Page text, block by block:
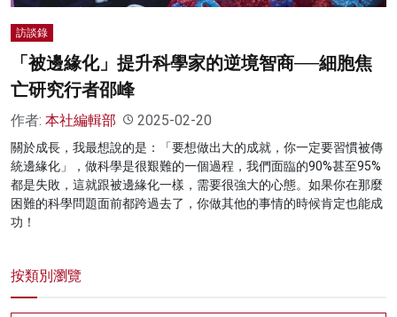
訪談錄
「被邊緣化」提升科學家的逆境智商──細胞焦
亡研究行者邵峰
作者: 本社編輯部 2025-02-20
關於成長，我最想說的是：「要想做出大的成就，你一定要習慣被傳
統邊緣化」，做科學是很艱難的一個過程，我們面臨的90%甚至95%
都是失敗，這就跟被邊緣化一樣，需要很強大的心態。如果你在那麼
困難的科學問題面前都跨過去了，你做其他的事情的時候肯定也能成
功！
按類別瀏覽